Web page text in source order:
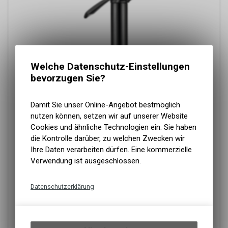
Welche Datenschutz-Einstellungen
bevorzugen Sie?
Damit Sie unser Online-Angebot bestmöglich
nutzen können, setzen wir auf unserer Website
Cookies und ähnliche Technologien ein. Sie haben
die Kontrolle darüber, zu welchen Zwecken wir
Ihre Daten verarbeiten dürfen. Eine kommerzielle
Verwendung ist ausgeschlossen.
Datenschutzerklärung